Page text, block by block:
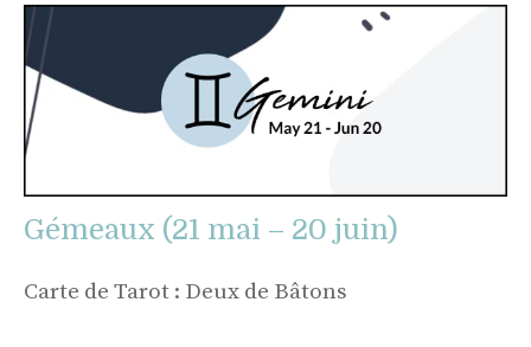
Gémeaux (21 mai – 20 juin)
Carte de Tarot : Deux de Bâtons